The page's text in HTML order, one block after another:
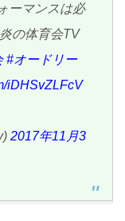
ーマンスは必
の体育会TV
#オードリー
iDHSvZLFcV
2017年11月3